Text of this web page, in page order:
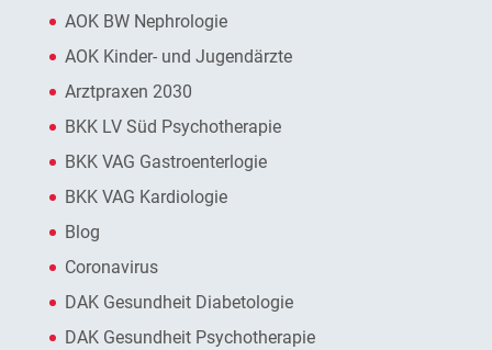
AOK BW Nephrologie
AOK Kinder- und Jugendärzte
Arztpraxen 2030
BKK LV Süd Psychotherapie
BKK VAG Gastroenterlogie
BKK VAG Kardiologie
Blog
Coronavirus
DAK Gesundheit Diabetologie
DAK Gesundheit Psychotherapie